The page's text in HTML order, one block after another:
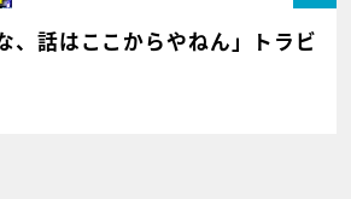
、話はここからやねん」トラビ